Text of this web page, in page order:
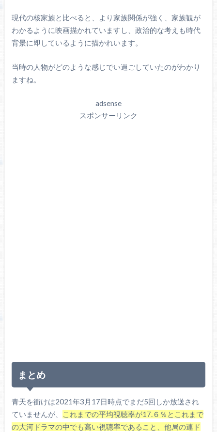
現代の核家族と比べると、より家族関係が強く、家族観が
わかるように映画描かれていますし、政治的な考えも時代
背景に即しているように描かれいます。
当時の人物がどのような感じでい過ごしていたのがわかり
ますね。
adsense
スポンサーリンク
まとめ
青天を衝けは2021年3月17日時点でまだ5回しか放送され
ていませんが、
これまでの平均視聴率が17.６％とこれまで
の大河ドラマの中でも高い視聴率であること、他局の連ド